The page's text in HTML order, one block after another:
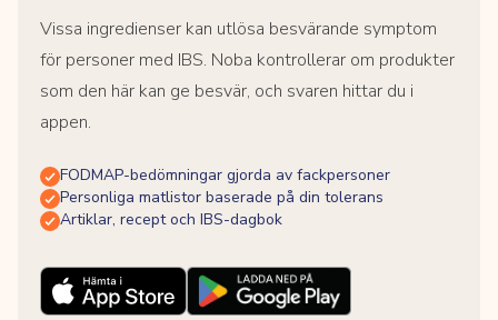
Vissa ingredienser kan utlösa besvärande symptom
för personer med IBS. Noba kontrollerar om produkter
som den här kan ge besvär, och svaren hittar du i
appen.
FODMAP-bedömningar gjorda av fackpersoner
Personliga matlistor baserade på din tolerans
Artiklar, recept och IBS-dagbok